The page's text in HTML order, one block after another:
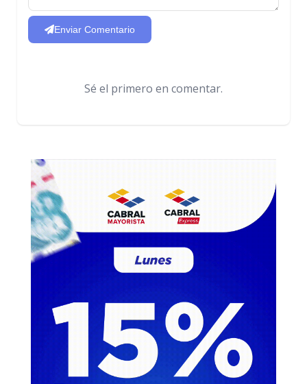
Enviar Comentario
Sé el primero en comentar.